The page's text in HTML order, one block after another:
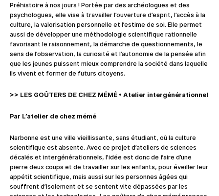
Préhistoire à nos jours ! Portée par des archéologues et des
psychologues, elle vise à travailler l’ouverture d’esprit, l’accès à la
culture, la valorisation personnelle et l’estime de soi. Elle permet
aussi de développer une méthodologie scientifique rationnelle
favorisant le raisonnement, la démarche de questionnements, le
sens de l’observation, la curiosité et l’autonomie de la pensée afin
que les jeunes puissent mieux comprendre la société dans laquelle
ils vivent et former de futurs citoyens.
>> LES GOÛTERS DE CHEZ MÉMÉ • Atelier intergénérationnel
Par L’atelier de chez mémé
Narbonne est une ville vieillissante, sans étudiant, où la culture
scientifique est absente. Avec ce projet d’ateliers de sciences
décalés et intergénérationnels, l’idée est donc de faire d’une
pierre deux coups et de travailler sur les enfants, pour éveiller leur
appétit scientifique, mais aussi sur les personnes âgées qui
souffrent d’isolement et se sentent vite dépassées par les